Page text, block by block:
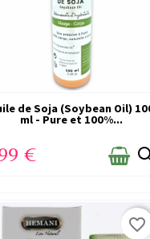
nourrir la peau
EN STOCK
de Soja (Soybean Oil)
ml - Pure et 100%...
€
favorite_border